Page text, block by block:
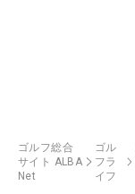
ゴルフ総合
サイト ALBA
Net
ゴル
フラ
イフ